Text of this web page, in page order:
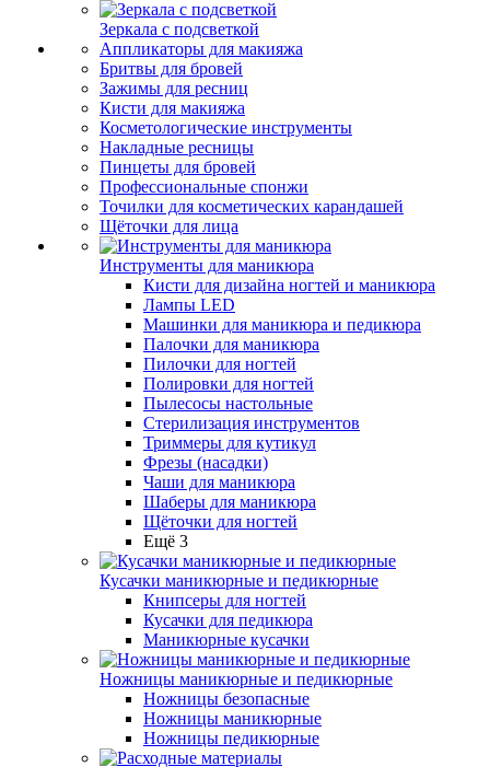
Зеркала с подсветкой
Аппликаторы для макияжа
Бритвы для бровей
Зажимы для ресниц
Кисти для макияжа
Косметологические инструменты
Накладные ресницы
Пинцеты для бровей
Профессиональные спонжи
Точилки для косметических карандашей
Щёточки для лица
Инструменты для маникюра
Кисти для дизайна ногтей и маникюра
Лампы LED
Машинки для маникюра и педикюра
Палочки для маникюра
Пилочки для ногтей
Полировки для ногтей
Пылесосы настольные
Стерилизация инструментов
Триммеры для кутикул
Фрезы (насадки)
Чаши для маникюра
Шаберы для маникюра
Щёточки для ногтей
Ещё 3
Кусачки маникюрные и педикюрные
Книпсеры для ногтей
Кусачки для педикюра
Маникюрные кусачки
Ножницы маникюрные и педикюрные
Ножницы безопасные
Ножницы маникюрные
Ножницы педикюрные